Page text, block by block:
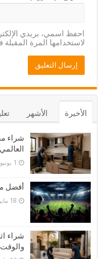
احفظ اسمي، بريدي
لاستخدامها المرة
الأخيرة الأشهر
شراء
1 يونيو، 2026
أفضل
18 مايو، 2026
شراء
والوقت